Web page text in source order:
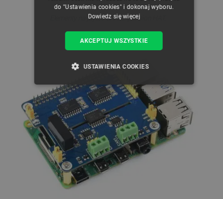
Elementy na płytce CAN Expansion HAT.
do "Ustawienia cookies" i dokonaj wyboru.
Dowiedz się więcej
AKCEPTUJ WSZYSTKIE
USTAWIENIA COOKIES
NIEZBĘDNE WYDAJNOŚĆ
TARGETOWANIE
FUNKCJONALNOŚĆ
Niezbędne